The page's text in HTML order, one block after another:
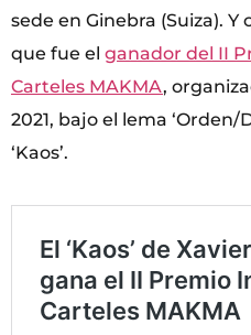
sede en Ginebra (Suiza).
que fue el ganador del II
Carteles MAKMA,
2021, bajo el lema ‘Orden/
‘Kaos’.